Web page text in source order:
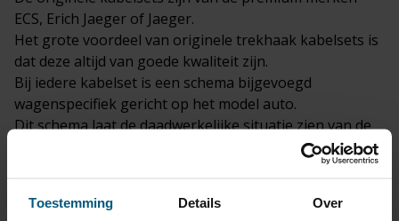
Toestemming Details Over
ECS, Erich Jaeger of Jaeger.
Het grote voordeel van originele trekhaak kabelsets is
dat deze altijd van goede kwaliteit zijn.
Bij iedere kabelset is een schema bijgevoegd
wagenspecifiek gericht op het model auto.
Dit schema laat de daadwerkelijke situatie zien van de
aansluitpunten in je Volkswagen taigo, 5 deurs, SUV |
productomschrijving van de kabelset.